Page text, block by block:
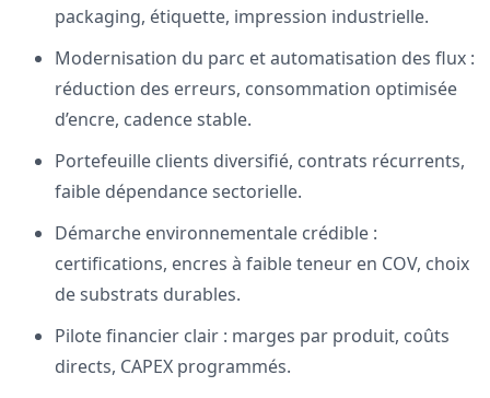
packaging, étiquette, impression industrielle.
Modernisation du parc et automatisation des flux :
réduction des erreurs, consommation optimisée
d’encre, cadence stable.
Portefeuille clients diversifié, contrats récurrents,
faible dépendance sectorielle.
Démarche environnementale crédible :
certifications, encres à faible teneur en COV, choix
de substrats durables.
Pilote financier clair : marges par produit, coûts
directs, CAPEX programmés.